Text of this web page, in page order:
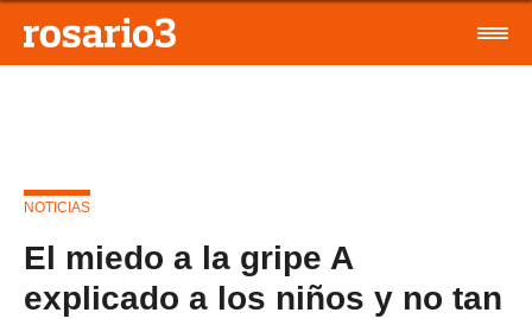
NOTICIAS
El miedo a la gripe A
explicado a los niños y no tan